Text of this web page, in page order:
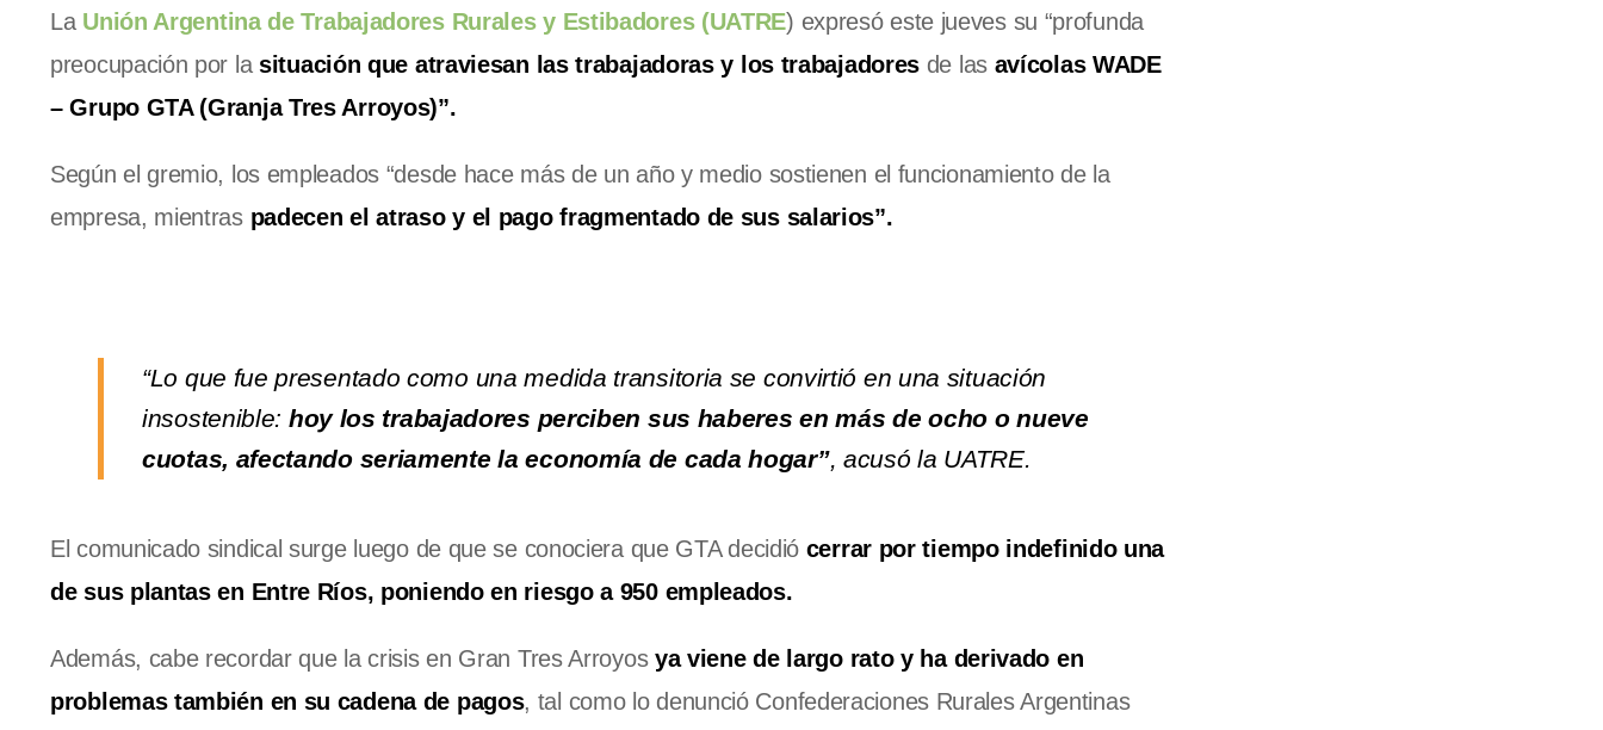
La Unión Argentina de Trabajadores Rurales y Estibadores (UATRE) expresó este jueves su “profunda
preocupación por lasituación que atraviesan las trabajadoras y los trabajadores de las avícolas WADE
– Grupo GTA (Granja Tres Arroyos)”.
Según el gremio, los empleados “desde hace más de un año y medio sostienen el funcionamiento de la
empresa, mientras padecen el atraso y el pago fragmentado de sus salarios”.
“Lo que fue presentado como una medida transitoria se convirtió en una situación
insostenible: hoy los trabajadores perciben sus haberes en más de ocho o nueve
cuotas, afectando seriamente la economía de cada hogar”, acusó la UATRE.
El comunicado sindical surge luego de que se conociera que GTA decidió cerrar por tiempo indefinido una
de sus plantas en Entre Ríos, poniendo en riesgo a 950 empleados.
Además, cabe recordar que la crisis en Gran Tres Arroyos ya viene de largo rato y ha derivado en
problemas también en su cadena de pagos, tal como lo denunció Confederaciones Rurales Argentinas